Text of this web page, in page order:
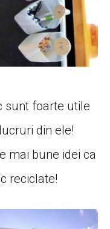
sunt foarte utile
din ele!
mai bune idei ca
reciclate!